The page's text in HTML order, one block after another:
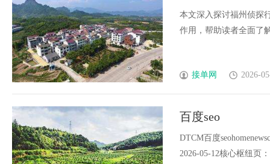
本文深入探讨福州侦探
作用，帮助读者全面了
接单网 2026-
百度seo
DTCM百度
2026-05-12核心枢纽页